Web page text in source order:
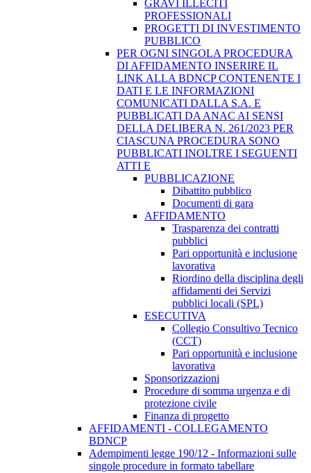
GRAVI ILLECITI
PROFESSIONALI
PROGETTI DI INVESTIMENTO
PUBBLICO
PER OGNI SINGOLA PROCEDURA
DI AFFIDAMENTO INSERIRE IL
LINK ALLA BDNCP CONTENENTE I
DATI E LE INFORMAZIONI
COMUNICATI DALLA S.A. E
PUBBLICATI DA ANAC AI SENSI
DELLA DELIBERA N. 261/2023 PER
CIASCUNA PROCEDURA SONO
PUBBLICATI INOLTRE I SEGUENTI
ATTI E
PUBBLICAZIONE
Dibattito pubblico
Documenti di gara
AFFIDAMENTO
Trasparenza dei contratti
pubblici
Pari opportunità e inclusione
lavorativa
Riordino della disciplina degli
affidamenti dei Servizi
pubblici locali (SPL)
ESECUTIVA
Collegio Consultivo Tecnico
(CCT)
Pari opportunità e inclusione
lavorativa
Sponsorizzazioni
Procedure di somma urgenza e di
protezione civile
Finanza di progetto
AFFIDAMENTI - COLLEGAMENTO
BDNCP
Adempimenti legge 190/12 - Informazioni sulle
singole procedure in formato tabellare